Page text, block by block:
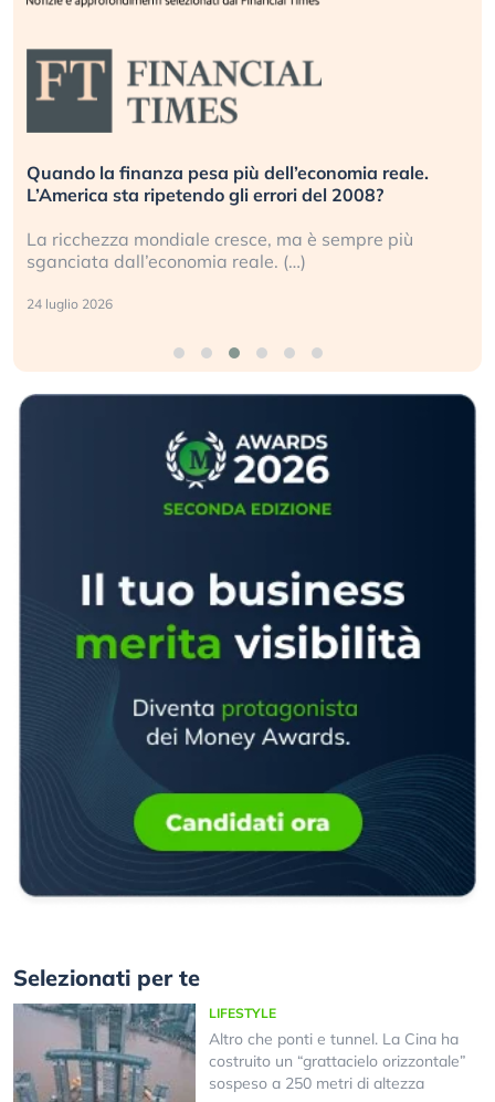
Quando la finanza pesa più dell’economia reale.
L’America sta ripetendo gli errori del 2008?
La ricchezza mondiale cresce, ma è sempre più
sganciata dall’economia reale. (…)
24 luglio 2026
Selezionati per te
LIFESTYLE
Altro che ponti e tunnel. La Cina ha
costruito un “grattacielo orizzontale”
sospeso a 250 metri di altezza